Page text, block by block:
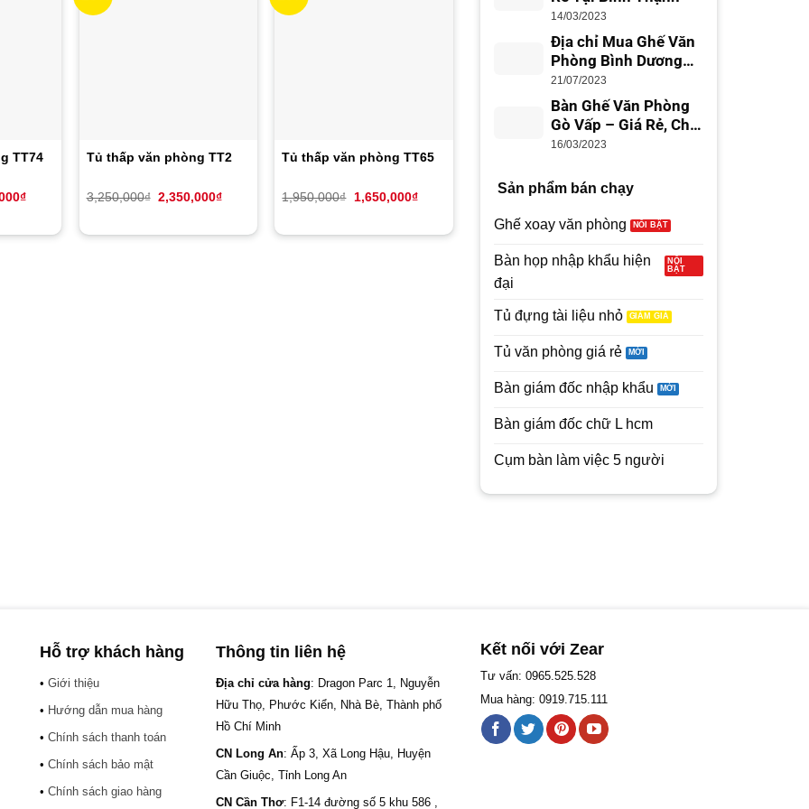
TT74
₫Giá
là:
Tủ thấp văn phòng TT2
3,250,000₫ Giá
3,250,000₫.
2,350,000₫Giá
là:
Tủ thấp văn phòng TT65
1,950,000₫ Giá
1,950,000₫.
1,650,000₫Giá
là:
4,500,000₫ Giá
là:
4,500,000₫.
3,580,000₫Giá
tại
là:
5
dựa
14/03/2023
Địa chỉ Mua Ghế Văn
Phòng Bình Dương
Giá Rẻ, Uy Tín
21/07/2023
Bàn Ghế Văn Phòng
Gò Vấp – Giá Rẻ, Chất
Lượng
16/03/2023
Sản phẩm bán chạy
Ghế xoay văn phòng
Bàn họp nhập khẩu hiện
đại
Tủ đựng tài liệu nhỏ
Tủ văn phòng giá rẻ
Bàn giám đốc nhập khẩu
Bàn giám đốc chữ L hcm
Cụm bàn làm việc 5 người
Hỗ trợ khách hàng
• Giới thiệu
• Hướng dẫn mua hàng
• Chính sách thanh toán
• Chính sách bảo mật
• Chính sách giao hàng
Thông tin liên hệ
Địa chỉ cửa hàng: Dragon Parc 1, Nguyễn
Hữu Thọ, Phước Kiển, Nhà Bè, Thành phố
Hồ Chí Minh
CN Long An: Ấp 3, Xã Long Hậu, Huyện
Cần Giuộc, Tỉnh Long An
CN Cần Thơ: F1-14 đường số 5 khu 586 ,
Kết nối với Zear
Tư vấn: 0965.525.528
Mua hàng: 0919.715.111